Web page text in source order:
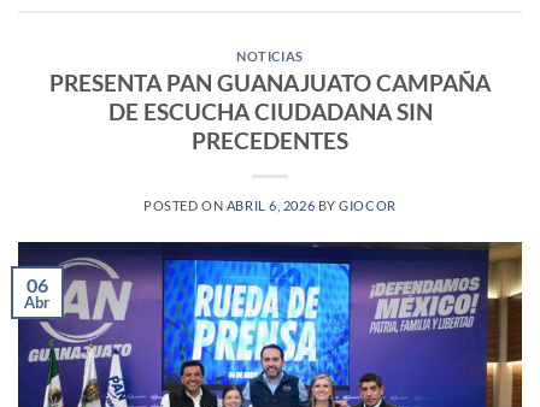
NOTICIAS
PRESENTA PAN GUANAJUATO CAMPAÑA
DE ESCUCHA CIUDADANA SIN
PRECEDENTES
POSTED ON ABRIL 6, 2026 BYGIOCOR
06
Abr